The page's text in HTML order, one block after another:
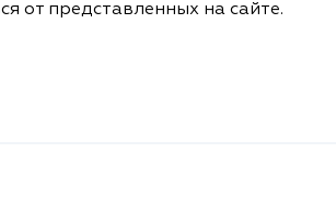
от представленных на сайте.